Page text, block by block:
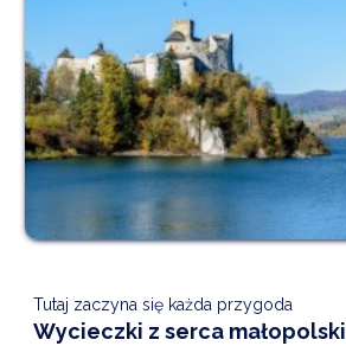
Tutaj zaczyna się każda przygoda
Wycieczki z serca małopolski